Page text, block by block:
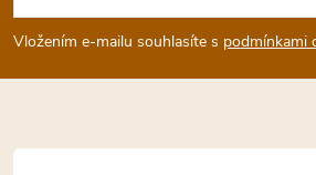
p
a
t
Vložením e-mailu souhlasíte s podmínkami